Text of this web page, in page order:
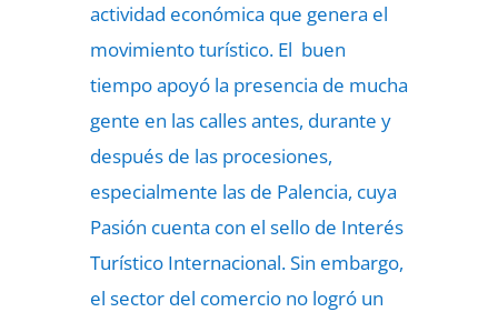
actividad económica que genera el
movimiento turístico. El buen
tiempo apoyó la presencia de mucha
gente en las calles antes, durante y
después de las procesiones,
especialmente las de Palencia, cuya
Pasión cuenta con el sello de Interés
Turístico Internacional. Sin embargo,
el sector del comercio no logró un